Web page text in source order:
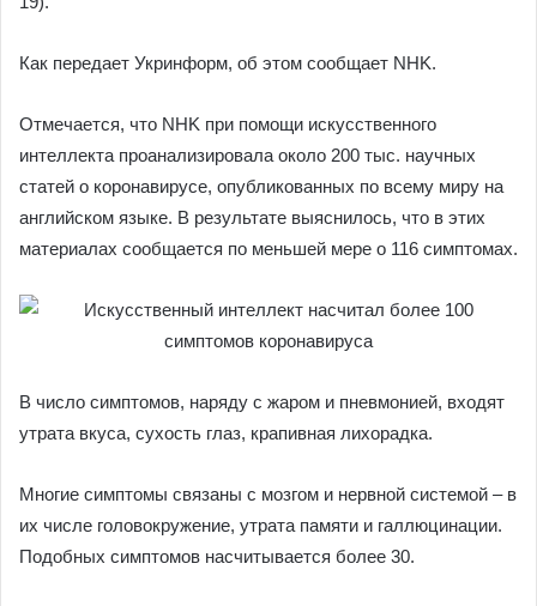
Как передает Укринформ, об этом сообщает NHK.
Отмечается, что NHK при помощи искусственного
интеллекта проанализировала около 200 тыс. научных
статей о коронавирусе, опубликованных по всему миру на
английском языке. В результате выяснилось, что в этих
материалах сообщается по меньшей мере о 116 симптомах.
В число симптомов, наряду с жаром и пневмонией, входят
утрата вкуса, сухость глаз, крапивная лихорадка.
Многие симптомы связаны с мозгом и нервной системой – в
их числе головокружение, утрата памяти и галлюцинации.
Подобных симптомов насчитывается более 30.